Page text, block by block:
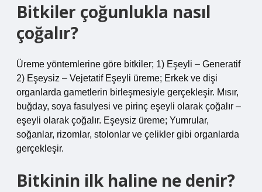
Bitkiler çoğunlukla nasıl
çoğalır?
Üreme yöntemlerine göre bitkiler; 1) Eşeyli – Generatif
2) Eşeysiz – Vejetatif Eşeyli üreme; Erkek ve dişi
organlarda gametlerin birleşmesiyle gerçekleşir. Mısır,
buğday, soya fasulyesi ve pirinç eşeyli olarak çoğalır –
eşeyli olarak çoğalır. Eşeysiz üreme; Yumrular,
soğanlar, rizomlar, stolonlar ve çelikler gibi organlarda
gerçekleşir.
Bitkinin ilk haline ne denir?